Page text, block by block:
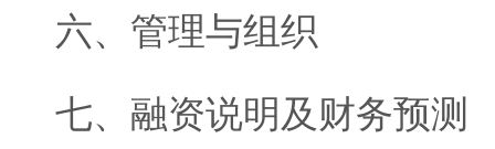
六、管理与组织
七、融资说明及财务预测